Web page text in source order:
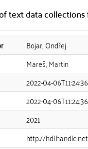
text data
Bojar, Ondřej
Mareš, Martin
2022-04-
2022-04-
2021
http://